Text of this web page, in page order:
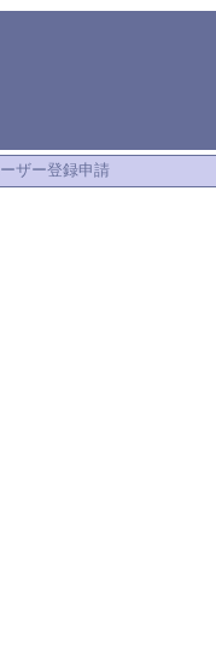
ザー登録申請